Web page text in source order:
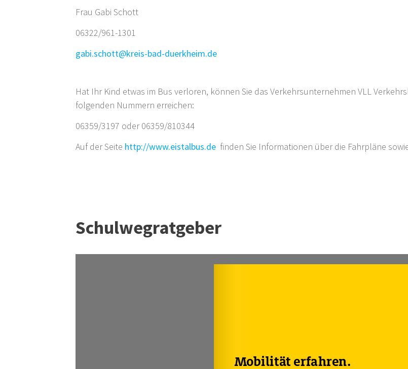
Frau Gabi Schott
06322/961-1301
gabi.schott@kreis-bad-duerkheim.de
Hat Ihr Kind etwas im Bus verloren, können Sie das Verkehrsunternehmen VLL
folgenden Nummern erreichen:
06359/3197 oder 06359/810344
Auf der Seite http://www.eistalbus.de finden Sie Informationen über die Fahrpläne
Schulwegratgeber